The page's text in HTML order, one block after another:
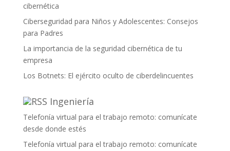
cibernética
Ciberseguridad para Niños y Adolescentes: Consejos
para Padres
La importancia de la seguridad cibernética de tu
empresa
Los Botnets: El ejército oculto de ciberdelincuentes
Ingeniería
Telefonía virtual para el trabajo remoto: comunícate
desde donde estés
Telefonía virtual para el trabajo remoto: comunícate